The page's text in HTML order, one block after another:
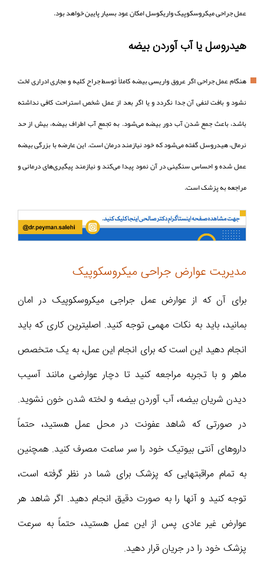
عمل جراحی میکروسکوپیک واریکوسل امکان عود بسیار پایین خواهد بود.
هیدروسل یا آب آوردن بیضه
هنگام عمل جراحی اگر عروق واریسی بیضه کاملاً توسط جراح کلیه و مجاری ادراری لخت
نشود و بافت لنفی آن جدا نگردد و یا اگر بعد از عمل شخص استراحت کافی نداشته
باشد، باعث جمع شدن آب دور بیضه می‌شود. به تجمع آب اطراف بیضه، بیش از حد
نرمال، هیدروسل گفته می‌شود که خود نیازمند درمان است. این عارضه با بزرگی بیضه
عمل شده و احساس سنگینی در آن نمود پیدا می‌کند و نیازمند پیگیری‌های درمانی و
مراجعه به پزشک است.
مدیریت عوارض جراحی میکروسکوپیک
برای آن که از عوارض عمل جراجی میکروسکوپیک در امان
بمانید، باید به نکات مهمی توجه کنید. اصلیترین کاری که باید
انجام دهید این است که برای انجام این عمل، به یک متخصص
ماهر و با تجربه مراجعه کنید تا دچار عوارضی مانند آسیب
دیدن شریان بیضه، آب آوردن بیضه و لخته شدن خون نشوید.
در صورتی که شاهد عفونت در محل عمل هستید، حتماً
داروهای آنتی بیوتیک خود را سر ساعت مصرف کنید. همچنین
به تمام مراقبتهایی که پزشک برای شما در نظر گرفته است،
توجه کنید و آنها را به صورت دقیق انجام دهید. اگر شاهد هر
عوارض غیر عادی پس از این عمل هستید، حتماً به سرعت
پزشک خود را در جریان قرار دهید.